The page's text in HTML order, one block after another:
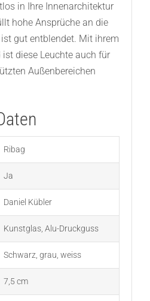
in Ihre Innenarchitektur
hohe Ansprüche an die
gut entblendet. Mit ihrem
diese Leuchte auch für
Außenbereichen
Ribag
Ja
Daniel Kübler
Kunstglas, Alu-Druckguss
Schwarz grau weiss
7,5 cm